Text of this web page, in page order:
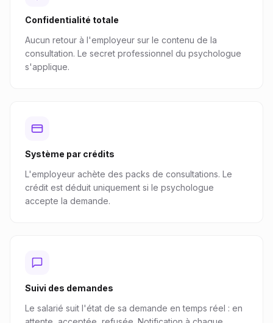
Confidentialité totale
Aucun retour à l'employeur sur le contenu de la
consultation. Le secret professionnel du psychologue
s'applique.
Système par crédits
L'employeur achète des packs de consultations. Le
crédit est déduit uniquement si le psychologue
accepte la demande.
Suivi des demandes
Le salarié suit l'état de sa demande en temps réel : en